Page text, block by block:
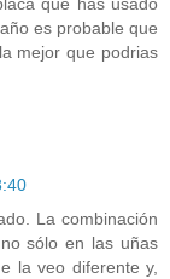
es probable que
mejor que podrias
La combinación
sólo en las uñas
la veo diferente y,